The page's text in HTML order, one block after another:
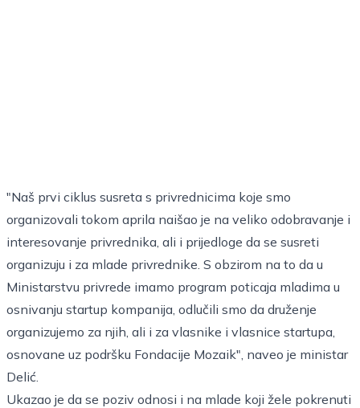
"Naš prvi ciklus susreta s privrednicima koje smo
organizovali tokom aprila naišao je na veliko odobravanje i
interesovanje privrednika, ali i prijedloge da se susreti
organizuju i za mlade privrednike. S obzirom na to da u
Ministarstvu privrede imamo program poticaja mladima u
osnivanju startup kompanija, odlučili smo da druženje
organizujemo za njih, ali i za vlasnike i vlasnice startupa,
osnovane uz podršku Fondacije Mozaik", naveo je ministar
Delić.
Ukazao je da se poziv odnosi i na mlade koji žele pokrenuti